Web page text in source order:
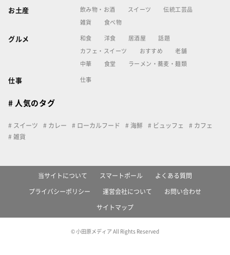
お土産 飲み物・お酒 スイーツ 伝統工芸品
雑貨 食べ物
グルメ 和食 洋食 居酒屋 話題
カフェ・スイーツ おすすめ 老舗
中華 食堂 ラーメン・蕎麦・麺類
仕事 仕事
# 人気のタグ
スイーツ カレー ローカルフード 海鮮 ビュッフェ
カフェ
雑貨
当サイトについて スマートポール よくある質問
プライバシーポリシー 運営会社について お問い合わせ
サイトマップ
© 小田原メディア All Rights Reserved